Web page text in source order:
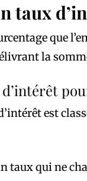
taux
que
la
est
taux qui ne